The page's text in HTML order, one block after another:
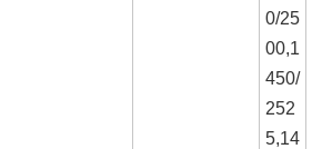
0/25
00,1
450/
252
5,14